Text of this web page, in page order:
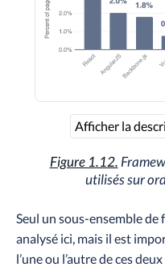
Afficher la
Figure 1.12.
utilisés sur
Seul un sous-ensemble de
analysé ici, mais il est
l’une ou l’autre de ces